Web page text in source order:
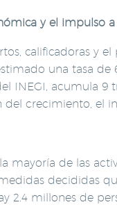
y el impulso
calificadoras y
una tasa
INEGI, acumula 9
del crecimiento, el
mayoría de las
decididas
2.4 millones de